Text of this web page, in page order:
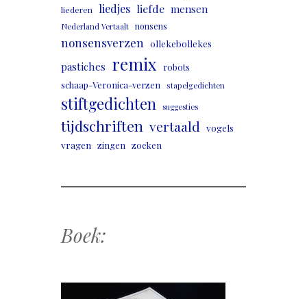
liederen liedjes liefde mensen
Nederland Vertaalt nonsens
nonsensverzen ollekebollekes
pastiches remix
robots
schaap-Veronica-verzen stapelgedichten
stiftgedichten suggesties
tijdschriften vertaald vogels
vragen zingen zoeken
Boek: